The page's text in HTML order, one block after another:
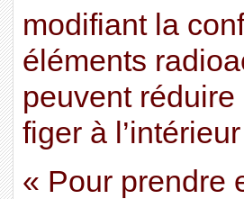
modifiant la
éléments
peuvent
figer à
« Pour prendre